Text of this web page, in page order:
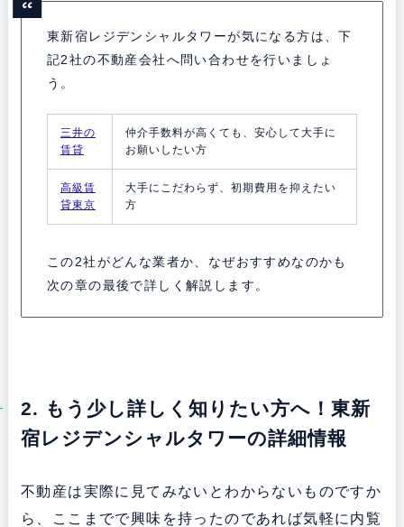
東新宿レジデンシャルタワーが気になる方は、下
記2社の不動産会社へ問い合わせを行いましょ
う。
三井の
賃貸
仲介手数料が高くても、安心して大手に
お願いしたい方
高級賃
貸東京
大手にこだわらず、初期費用を抑えたい
方
この2社がどんな業者か、なぜおすすめなのかも
次の章の最後で詳しく解説します。
2. もう少し詳しく知りたい方へ！東新
宿レジデンシャルタワーの詳細情報
不動産は実際に見てみないとわからないものですか
ら、ここまでで興味を持ったのであれば気軽に内覧